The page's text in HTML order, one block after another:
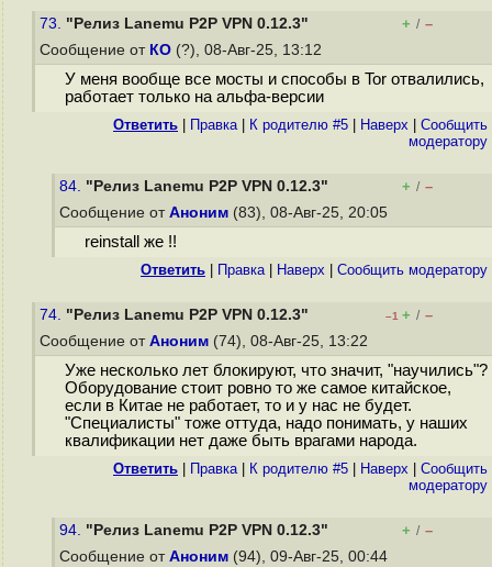
73. "Релиз Lanemu P2P VPN 0.12.3" + / –
Сообщение от КО (?), 08-Авг-25, 13:12
У меня вообще все мосты и способы в Tor отвалились,
работает только на альфа-версии
Ответить Правка| К родителю #5 Наверх
Cообщить
модератору
84. "Релиз Lanemu P2P VPN 0.12.3" + / –
Сообщение от Аноним (83), 08-Авг-25, 20:05
reinstall же !!
Ответить Правка| Наверх Cообщить модератору
74. "Релиз Lanemu P2P VPN 0.12.3" –1 + / –
Сообщение от Аноним (74), 08-Авг-25, 13:22
Уже несколько лет блокируют, что значит, "научились"?
Оборудование стоит ровно то же самое китайское,
если в Китае не работает, то и у нас не будет.
"Специалисты" тоже оттуда, надо понимать, у наших
квалификации нет даже быть врагами народа.
Ответить Правка| К родителю #5 Наверх
Cообщить
модератору
94. "Релиз Lanemu P2P VPN 0.12.3" + / –
Сообщение от Аноним (94), 09-Авг-25, 00:44